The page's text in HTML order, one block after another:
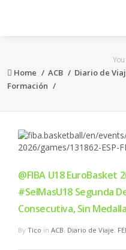
ACB
EuroLeague
FEB
FIBA
OTROS
Home ACB Diario de
Formación
@FIBA U18 EuroBasket
#SelMasU18 Segunda
Consecutiva, Sin Medalla
By Tico in ACB, Diario de Viaje,